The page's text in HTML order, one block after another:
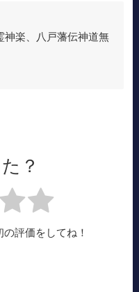
神楽、八戸藩伝神道無
？
評価をしてね！